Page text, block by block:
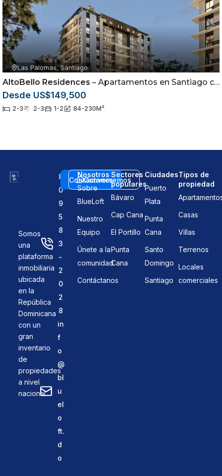
Las Palomas, Santiago
AltoBello Residences – Apartamentos en Santiago con Exclusivas Amenidades
Desde US$149,500
2-3 2-3 1-2 84-230M²
Somos
una
plataforma
inmobiliaria
ubicada
en la
República
Dominicana
con un
gran
inventario
de
propiedades
a nivel
nacional.
8
0
9
5
8
3
-
2
0
2
8
in
f
o
@
bl
u
el
o
ft.
d
o
Contáctanos
Conversemos
Nosotros
Sobre
BlueLoft
Nuestro
Equipo
Únete a la
comunidad
Contáctanos
Sectores
populares
Bávaro
Cap Cana
El Portillo
Punta
Cana
Ciudades
Puerto
Plata
Punta
Cana
Santo
Domingo
Santiago
Tipos de
propiedad
Casas
Villas
Terrenos
Locales
comerciales